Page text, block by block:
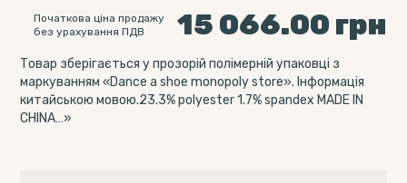
Початкова ціна продажу
без урахування ПДВ
15 066.00 грн
Товар зберігається у прозорій полімерній упаковці з
маркуванням «Dance a shoe monopoly store». Інформація
китайською мовою.23.3% polyester 1.7% spandex MADE IN
CHINA…»